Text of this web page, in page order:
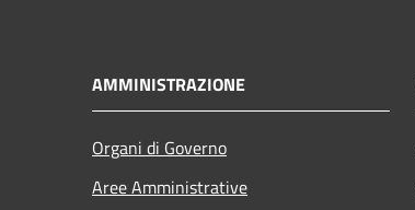
AMMINISTRAZIONE
Organi di Governo
Aree Amministrative